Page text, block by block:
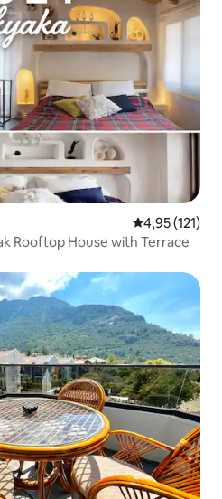
4,95 de uma
4,95 (121)
Rooftop House with Terrace